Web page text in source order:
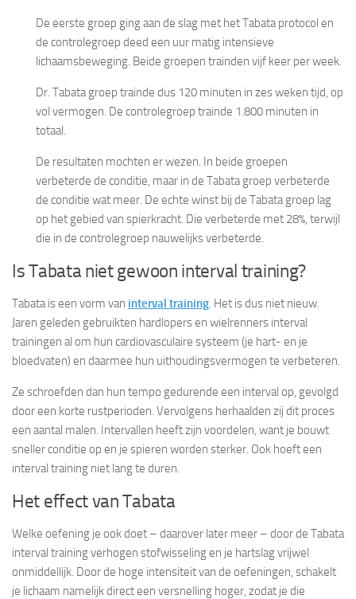
De eerste groep ging aan de slag met het Tabata protocol en
de controlegroep deed een uur matig intensieve
lichaamsbeweging. Beide groepen trainden vijf keer per week.
Dr. Tabata groep trainde dus 120 minuten in zes weken tijd, op
vol vermogen. De controlegroep trainde 1.800 minuten in
totaal.
De resultaten mochten er wezen. In beide groepen
verbeterde de conditie, maar in de Tabata groep verbeterde
de conditie wat meer. De echte winst bij de Tabata groep lag
op het gebied van spierkracht. Die verbeterde met 28%, terwijl
die in de controlegroep nauwelijks verbeterde.
Is Tabata niet gewoon interval training?
Tabata is een vorm van interval training. Het is dus niet nieuw.
Jaren geleden gebruikten hardlopers en wielrenners interval
trainingen al om hun cardiovasculaire systeem (je hart- en je
bloedvaten) en daarmee hun uithoudingsvermogen te verbeteren.
Ze schroefden dan hun tempo gedurende een interval op, gevolgd
door een korte rustperioden. Vervolgens herhaalden zij dit proces
een aantal malen. Intervallen heeft zijn voordelen, want je bouwt
sneller conditie op en je spieren worden sterker. Ook hoeft een
interval training niet lang te duren.
Het effect van Tabata
Welke oefening je ook doet – daarover later meer – door de Tabata
interval training verhogen stofwisseling en je hartslag vrijwel
onmiddellijk. Door de hoge intensiteit van de oefeningen, schakelt
je lichaam namelijk direct een versnelling hoger, zodat je die